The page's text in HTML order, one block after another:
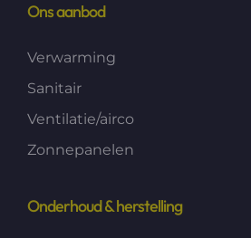
Ons aanbod
Verwarming
Sanitair
Ventilatie/airco
Zonnepanelen
Onderhoud & herstelling